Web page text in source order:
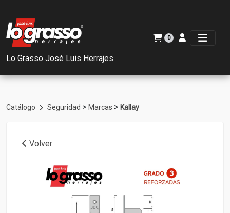
Lo Grasso José Luis Herrajes
0
Catálogo Seguridad > Marcas > Kallay
Volver